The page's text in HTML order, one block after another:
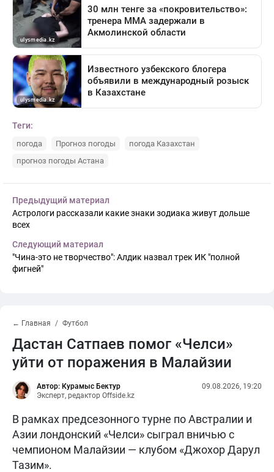
Теги:
погода Прогноз погоды
погода Казахстан
прогноз погоды Астана
Предыдущий материал
Астрологи рассказали какие знаки зодиака живут дольше
всех
Следующий материал
"Чина-это не творчество": Алдик назвал трек ИК "полной
фигней"
← Главная Футбол
Дастан Сатпаев помог «Челси»
уйти от поражения в Малайзии
Автор: Курамыс Бектур
Эксперт, редактор Offside.kz
09.08.2026, 19:20
В рамках предсезонного турне по Австралии и
Азии лондонский «Челси» сыграл вничью с
чемпионом Малайзии — клубом «Джохор Дарул
Тазим».